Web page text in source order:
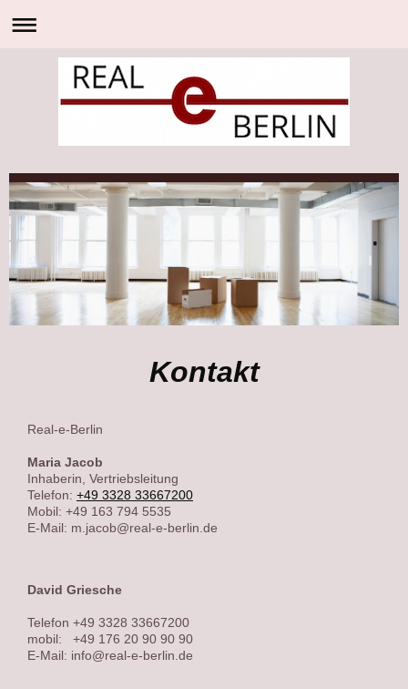
Kontakt
Real-e-Berlin
Maria Jacob
Inhaberin, Vertriebsleitung
Telefon: +49 3328 33667200
Mobil: +49 163 794 5535
E-Mail: m.jacob@real-e-berlin.de
David Griesche
Telefon +49 3328 33667200
mobil: +49 176 20 90 90 90
E-Mail: info@real-e-berlin.de